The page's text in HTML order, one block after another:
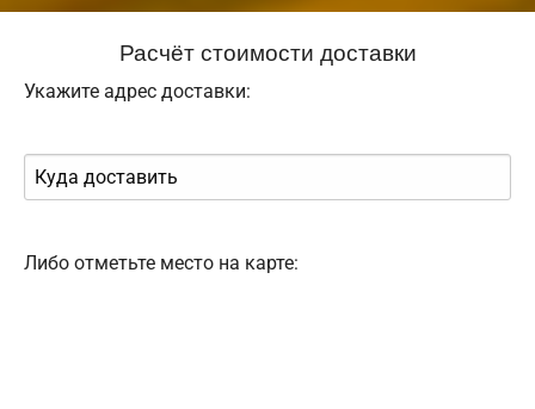
Расчёт стоимости доставки
Укажите адрес доставки:
Либо отметьте место на карте: